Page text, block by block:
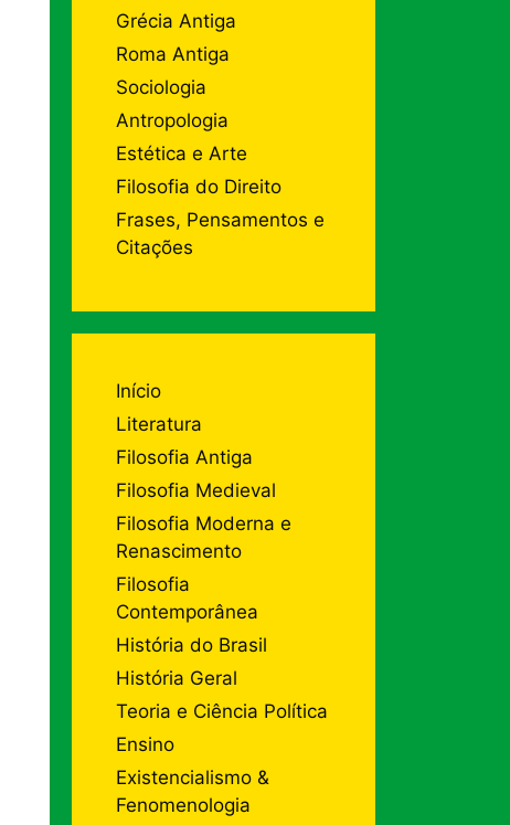
Grécia Antiga
Roma Antiga
Sociologia
Antropologia
Estética e Arte
Filosofia do Direito
Frases, Pensamentos e
Citações
Início
Literatura
Filosofia Antiga
Filosofia Medieval
Filosofia Moderna e
Renascimento
Filosofia
Contemporânea
História do Brasil
História Geral
Teoria e Ciência Política
Ensino
Existencialismo &
Fenomenologia